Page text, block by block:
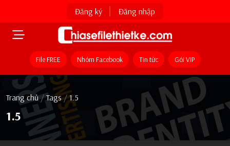
Đăng ký Đăng nhập
File FREE Nhóm Facebook Tin tức Gói VIP
Trang chủ / Tags / 1.5
1.5